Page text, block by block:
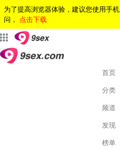
为了提高浏览器体验，建议您使用手
问， 点击下载
首页
分类
频道
发现
榜单